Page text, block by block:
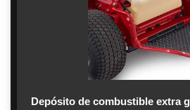
Depósito de combustible extra